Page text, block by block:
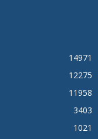
14971
12275
11958
3403
1021